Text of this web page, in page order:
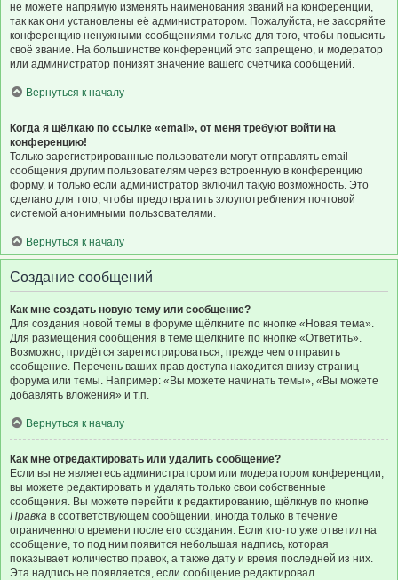
не можете напрямую изменять наименования званий на конференции,
так как они установлены её администратором. Пожалуйста, не засоряйте
конференцию ненужными сообщениями только для того, чтобы повысить
своё звание. На большинстве конференций это запрещено, и модератор
или администратор понизят значение вашего счётчика сообщений.
Вернуться к началу
Когда я щёлкаю по ссылке «email», от меня требуют войти на
конференцию!
Только зарегистрированные пользователи могут отправлять email-
сообщения другим пользователям через встроенную в конференцию
форму, и только если администратор включил такую возможность. Это
сделано для того, чтобы предотвратить злоупотребления почтовой
системой анонимными пользователями.
Вернуться к началу
Создание сообщений
Как мне создать новую тему или сообщение?
Для создания новой темы в форуме щёлкните по кнопке «Новая тема».
Для размещения сообщения в теме щёлкните по кнопке «Ответить».
Возможно, придётся зарегистрироваться, прежде чем отправить
сообщение. Перечень ваших прав доступа находится внизу страниц
форума или темы. Например: «Вы можете начинать темы», «Вы можете
добавлять вложения» и т.п.
Вернуться к началу
Как мне отредактировать или удалить сообщение?
Если вы не являетесь администратором или модератором конференции,
вы можете редактировать и удалять только свои собственные
сообщения. Вы можете перейти к редактированию, щёлкнув по кнопке
Правка в соответствующем сообщении, иногда только в течение
ограниченного времени после его создания. Если кто-то уже ответил на
сообщение, то под ним появится небольшая надпись, которая
показывает количество правок, а также дату и время последней из них.
Эта надпись не появляется, если сообщение редактировал